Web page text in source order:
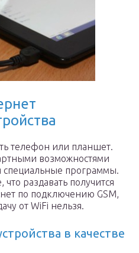
телефон или планшет.
возможностями
специальные программы.
раздавать получится
по подключению GSM,
от WiFi нельзя.
в качестве